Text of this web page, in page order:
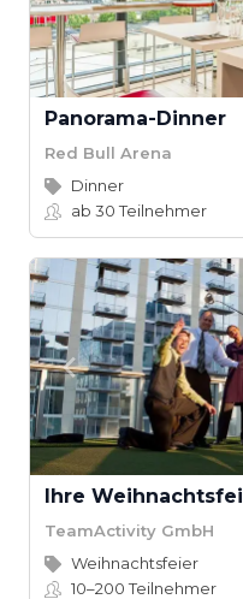
Panorama-Dinner
Red Bull Arena
Dinner
ab 30Teilnehmer
Ihre
TeamActivity GmbH
Weihnachtsfeier
10–200Teilnehmer